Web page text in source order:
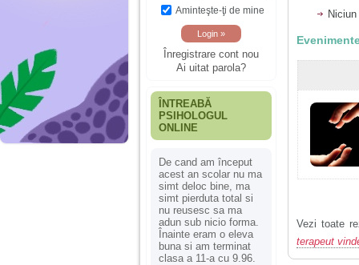
Aminteşte-ţi de mine
Înregistrare cont nou
Ai uitat parola?
ÎNTREABĂ
PSIHOLOGUL
ONLINE
De cand am început
acest an scolar nu ma
simt deloc bine, ma
simt pierduta total si
nu reusesc sa ma
adun sub nicio forma.
Înainte eram o eleva
buna si am terminat
clasa a 11-a cu 9.96.
Vezi toate
terapeut